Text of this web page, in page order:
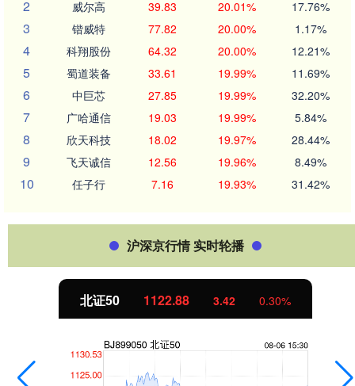
2 威尔高 39.83 20.01% 17.76%
3 锴威特 77.82 20.00% 1.17%
4 科翔股份 64.32 20.00% 12.21%
5 蜀道装备 33.61 19.99% 11.69%
6 中巨芯 27.85 19.99% 32.20%
7 广哈通信 19.03 19.99% 5.84%
8 欣天科技 18.02 19.97% 28.44%
9 飞天诚信 12.56 19.96% 8.49%
10 任子行 7.16 19.93% 31.42%
沪深京行情 实时轮播
北证50 1122.88 3.42 0.30%